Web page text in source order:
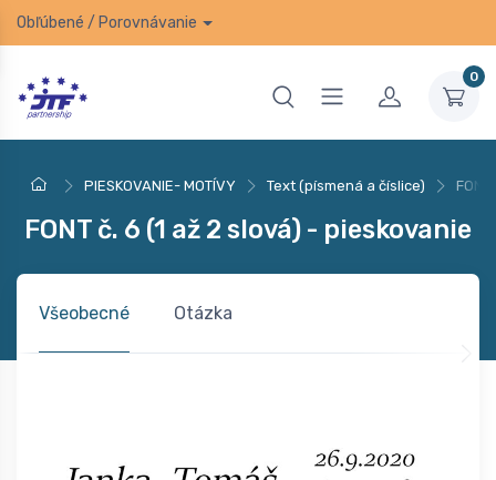
Obľúbené / Porovnávanie
0
PIESKOVANIE- MOTÍVY Text (písmená a číslice)
FONT č. 6 (1 až 2 slová) - pieskovanie
Všeobecné Otázka